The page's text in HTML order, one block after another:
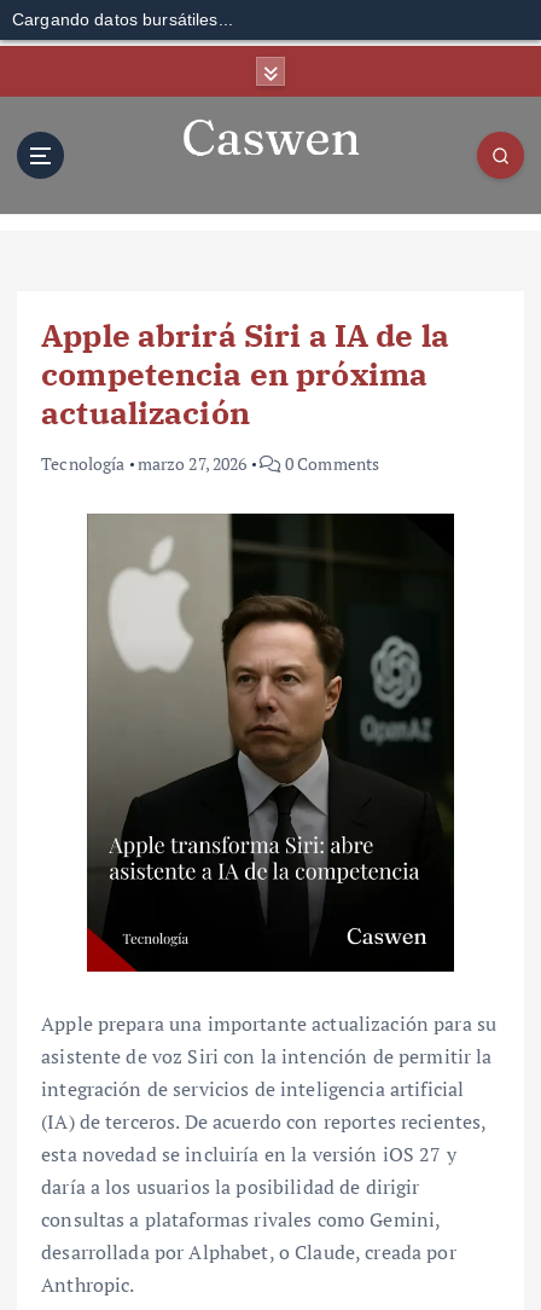
Cargando datos bursátiles...
Apple abrirá Siri a IA de la
competencia en próxima
actualización
Tecnología marzo 27, 2026 0 Comments
Apple prepara una importante actualización para su
asistente de voz Siri con la intención de permitir la
integración de servicios de inteligencia artificial
(IA) de terceros. De acuerdo con reportes recientes,
esta novedad se incluiría en la versión iOS 27 y
daría a los usuarios la posibilidad de dirigir
consultas a plataformas rivales como Gemini,
desarrollada por Alphabet, o Claude, creada por
Anthropic.